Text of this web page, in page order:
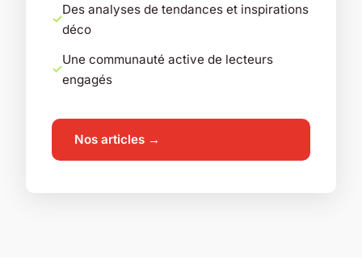
Des analyses de tendances et inspirations
déco
Une communauté active de lecteurs
engagés
Nos articles →